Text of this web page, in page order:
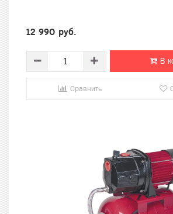
12 990 руб.
В
Сравнить